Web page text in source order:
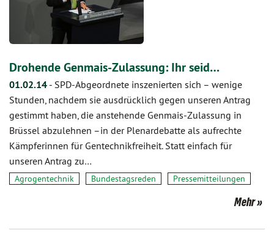
Drohende Genmais-Zulassung: Ihr seid…
01.02.14 - SPD-Abgeordnete inszenierten sich – wenige
Stunden, nachdem sie ausdrücklich gegen unseren Antrag
gestimmt haben, die anstehende Genmais-Zulassung in
Brüssel abzulehnen –in der Plenardebatte als aufrechte
Kämpferinnen für Gentechnikfreiheit. Statt einfach für
unseren Antrag zu…
Agrogentechnik Bundestagsreden Pressemitteilungen
Mehr